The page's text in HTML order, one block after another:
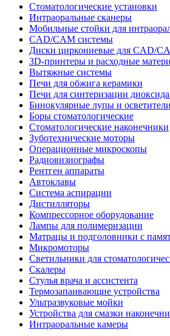
Стоматологические установки
Интраоральные сканеры
Мобильные стойки для
CAD/CAM системы
Диски циркониевые для CAD/
3D-принтеры и расходные
Вытяжные системы
Печи для обжига керамики
Печи для синтеризации
Бинокулярные лупы и осветители
Боры стоматологические
Стоматологические наконечники
Зуботехнические моторы
Операционные микроскопы
Радиовизиографы
Рентген аппараты
Автоклавы
Система аспирации
Дистилляторы
Компрессорное оборудование
Лампы для полимеризации
Матрацы и подголовники с
Микромоторы
Светильники для
Скалеры
Стулья врача и ассистента
Термозапаивающие устройства
Ультразвуковые мойки
Устройства для смазки
Интраоральные камеры